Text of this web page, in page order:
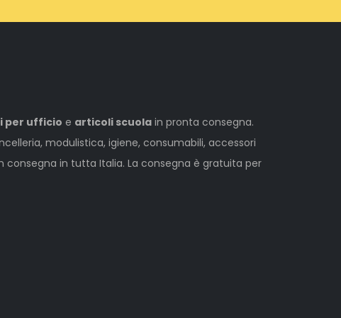
per ufficio e articoli scuola in pronta consegna.
modulistica, igiene, consumabili, accessori
in tutta Italia. La consegna è gratuita per